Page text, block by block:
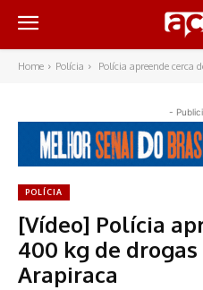
Home Polícia Polícia apreende cerca
-
POLÍCIA
[Vídeo] Polícia
400 kg de drogas
Arapiraca